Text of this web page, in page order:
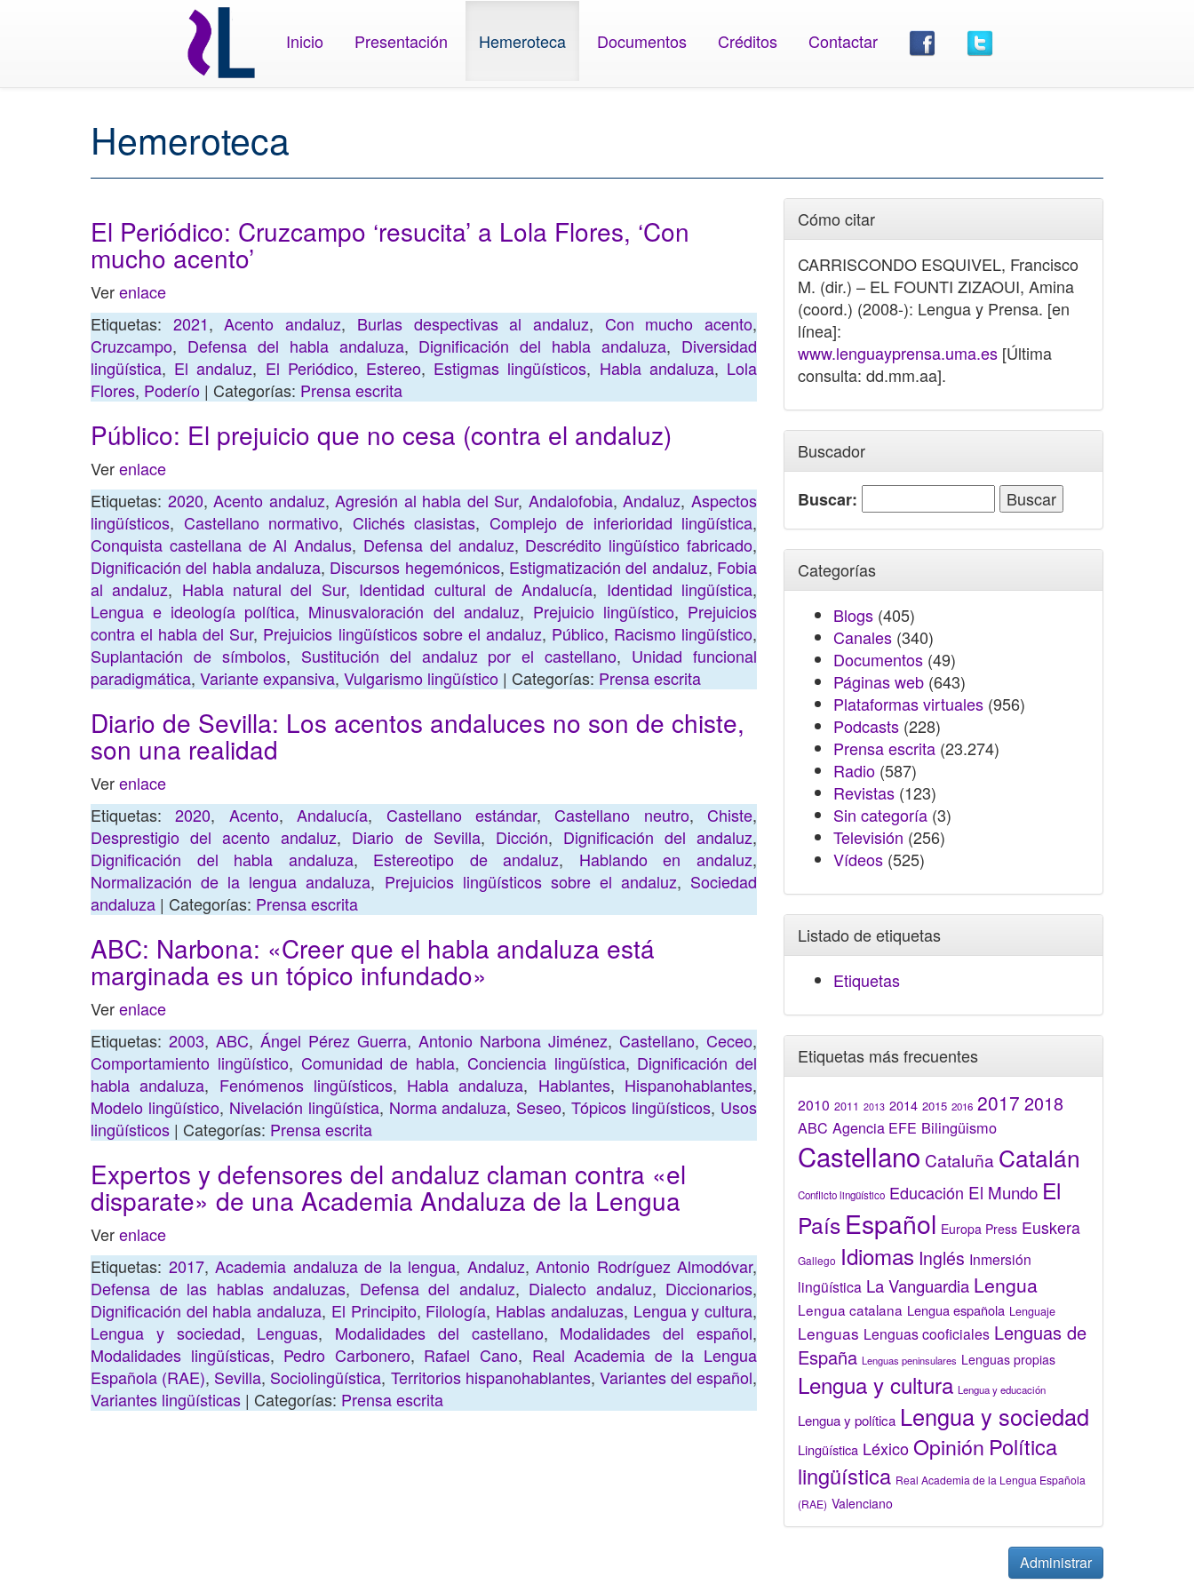
Inicio Presentación Hemeroteca Documentos Créditos Contactar
Hemeroteca
El Periódico: Cruzcampo ‘resucita’ a Lola Flores, ‘Con
mucho acento’
Verenlace
Etiquetas: 2021,Acento andaluz, Burlas despectivas al andaluz, Con mucho acento,
Cruzcampo, Defensa del habla andaluza, Dignificación del habla andaluza, Diversidad
lingüística, El andaluz, El Periódico, Estereo, Estigmas lingüísticos, Habla andaluza, Lola
Flores, Poderío | Categorías: Prensa escrita
Público: El prejuicio que no cesa (contra el andaluz)
Verenlace
Etiquetas: 2020,Acento andaluz,Agresión al habla del Sur, Andalofobia,Andaluz,Aspectos
lingüísticos, Castellano normativo, Clichés clasistas, Complejo de inferioridad lingüística,
Conquista castellana de Al Andalus, Defensa del andaluz, Descrédito lingüístico fabricado,
Dignificación del habla andaluza, Discursos hegemónicos, Estigmatización del andaluz, Fobia
al andaluz, Habla natural del Sur, Identidad cultural de Andalucía, Identidad lingüística,
Lengua e ideología política, Minusvaloración del andaluz, Prejuicio lingüístico, Prejuicios
contra el habla del Sur, Prejuicios lingüísticos sobre el andaluz, Público, Racismo lingüístico,
Suplantación de símbolos, Sustitución del andaluz por el castellano, Unidad funcional
paradigmática, Variante expansiva, Vulgarismo lingüístico | Categorías: Prensa escrita
Diario de Sevilla: Los acentos andaluces no son de chiste,
son una realidad
Verenlace
Etiquetas:2020, Acento,Andalucía, Castellano estándar,Castellano neutro, Chiste,
Desprestigio del acento andaluz, Diario de Sevilla, Dicción, Dignificación del andaluz,
Dignificación del habla andaluza, Estereotipo de andaluz, Hablando en andaluz,
Normalización de la lengua andaluza, Prejuicios lingüísticos sobre el andaluz, Sociedad
andaluza | Categorías: Prensa escrita
ABC: Narbona: «Creer que el habla andaluza está
marginada es un tópico infundado»
Verenlace
Etiquetas: 2003, ABC, Ángel Pérez Guerra, Antonio Narbona Jiménez, Castellano, Ceceo,
Comportamiento lingüístico, Comunidad de habla, Conciencia lingüística, Dignificación del
habla andaluza, Fenómenos lingüísticos, Habla andaluza, Hablantes, Hispanohablantes,
Modelo lingüístico, Nivelación lingüística, Norma andaluza, Seseo,Tópicos lingüísticos, Usos
lingüísticos | Categorías: Prensa escrita
Expertos y defensores del andaluz claman contra «el
disparate» de una Academia Andaluza de la Lengua
Verenlace
Etiquetas: 2017, Academia andaluza de la lengua, Andaluz, Antonio Rodríguez Almodóvar,
Defensa de las hablas andaluzas, Defensa del andaluz, Dialecto andaluz, Diccionarios,
Dignificación del habla andaluza, El Principito, Filología, Hablas andaluzas, Lengua y cultura,
Lengua y sociedad, Lenguas, Modalidades del castellano, Modalidades del español,
Modalidades lingüísticas, Pedro Carbonero, Rafael Cano, Real Academia de la Lengua
Española (RAE), Sevilla, Sociolingüística, Territorios hispanohablantes, Variantes del español,
Variantes lingüísticas | Categorías: Prensa escrita
Cómo citar
CARRISCONDO ESQUIVEL, Francisco
M. (dir.) – EL FOUNTI ZIZAOUI, Amina
(coord.) (2008-): Lengua y Prensa. [en
línea]:
www.lenguayprensa.uma.es [Última
consulta: dd.mm.aa].
Buscador
Buscar:
Categorías
Blogs (405)
Canales (340)
Documentos (49)
Páginas web (643)
Plataformas virtuales (956)
Podcasts (228)
Prensa escrita (23.274)
Radio (587)
Revistas (123)
Sin categoría (3)
Televisión (256)
Vídeos (525)
Listado de etiquetas
Etiquetas
Etiquetas más frecuentes
2010 2011 2013 2014 2015 2016 2017 2018
ABC Agencia EFE Bilingüismo
Castellano Cataluña Catalán
Conflicto lingüístico Educación El Mundo El
País Español Europa Press Euskera
Gallego Idiomas Inglés Inmersión
lingüística La Vanguardia Lengua
Lengua catalana Lengua española Lenguaje
Lenguas Lenguas cooficiales Lenguas de
España Lenguas peninsulares Lenguas propias
Lengua y cultura Lengua y educación
Lengua y política Lengua y sociedad
Lingüística LéxicoOpinión Política
lingüística Real Academia de la Lengua Española
(RAE) Valenciano
Administrar